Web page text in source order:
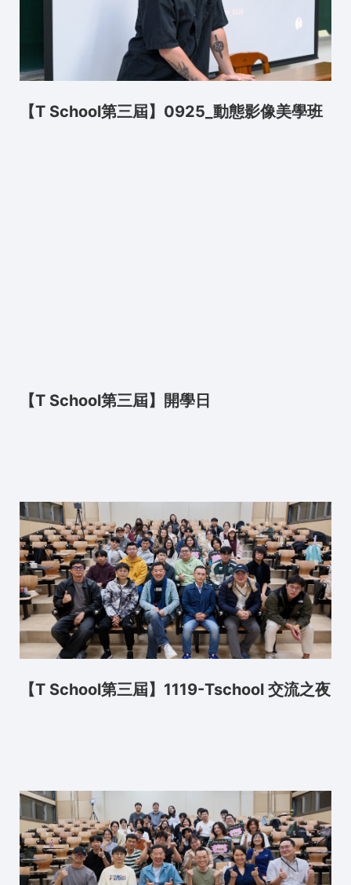
【T School第三屆】0925_動態影像美學班
【T School第三屆】開學日
【T School第三屆】1119-Tschool 交流之夜